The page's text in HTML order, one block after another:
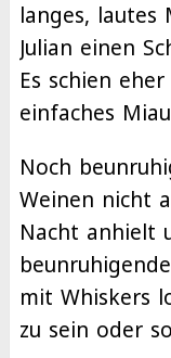
langes, lautes
Julian einen
Es schien
einfaches
Noch
Weinen nicht
Nacht anhielt
mit Whiskers
zu sein oder